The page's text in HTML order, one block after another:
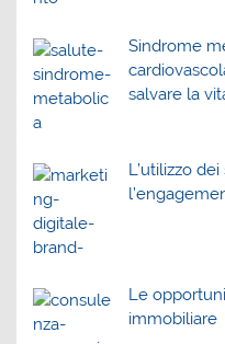
Sindrome
salvare la
L’utilizzo
Le
immobiliare